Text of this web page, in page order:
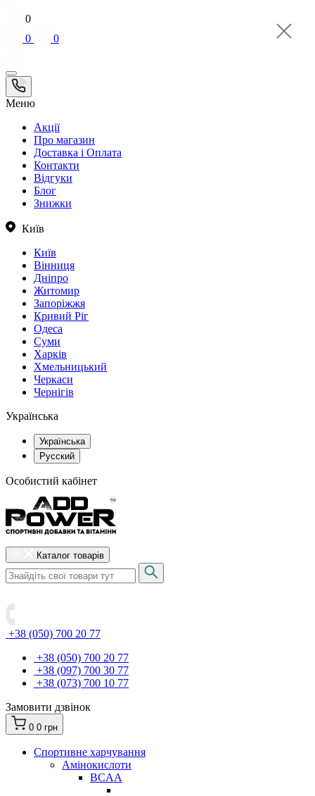
0
0
0
Меню
Акції
Про магазин
Доставка і Оплата
Контакти
Відгуки
Блог
Знижки
Київ
Київ
Вінниця
Дніпро
Житомир
Запоріжжя
Кривий Ріг
Одеса
Суми
Харків
Хмельницький
Черкаси
Чернігів
Українська
Українська
Русский
Особистий кабінет
Каталог товарів
+38 (050) 700 20 77
+38 (050) 700 20 77
+38 (097) 700 30 77
+38 (073) 700 10 77
Замовити дзвінок
0 0 грн
Спортивне харчування
Амінокислоти
BCAA